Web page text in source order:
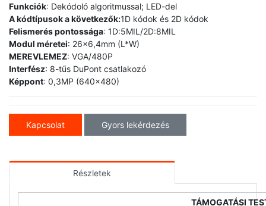
Funkciók: Dekódoló algoritmussal; LED-del
A kódtípusok a következők:1D kódok és 2D kódok
Felismerés pontossága: 1D:5MIL/2D:8MIL
Modul méretei: 26x6,4mm (L*W)
MEREVLEMEZ: VGA/480P
Interfész: 8-tűs DuPont csatlakozó
Képpont: 0,3MP (640x480)
Kapcsolat Gyors lekérdezés
Részletek
TÁMOGATÁSI